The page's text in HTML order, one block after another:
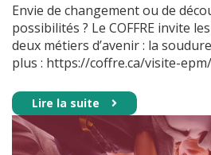
Envie de changement ou de
possibilités ? Le COFFRE invite
deux métiers d’avenir : la
plus : https://coffre.ca/visite-epm/
Lire la suite